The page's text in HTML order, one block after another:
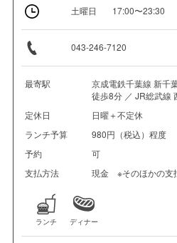
土曜日 17:00〜23:30
043-246-7120
最寄駅
京成電鉄千葉線 新千
徒歩8分 ／ JR総武線
定休日
日曜＋不定休
ランチ予算
980円（税込）程度
予約
可
支払方法
現金 ※そのほかの支
ランチ ディナー